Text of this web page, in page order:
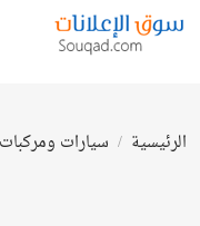
الرئيسية سيارات ومركبات